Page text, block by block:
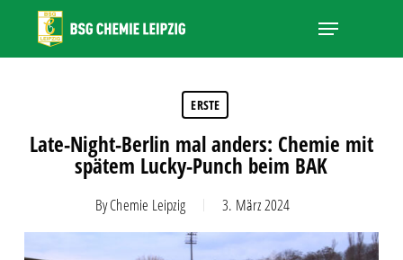
main
Menu
ERSTE
Late-Night-Berlin mal anders: Chemie mit
spätem Lucky-Punch beim BAK
ByChemie Leipzig 3. März 2024
Close